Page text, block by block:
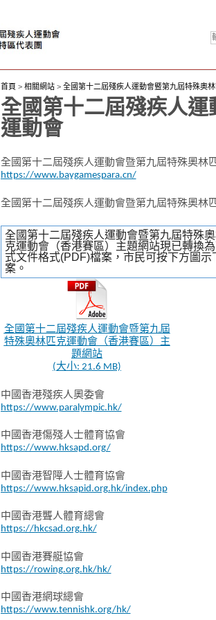
首頁 > 相關網站> 全國第十二屆殘疾人運動會暨第九屆特殊奧
全國第十二屆殘疾人
運動會
全國第十二屆殘疾人運動會暨第九屆特殊奧林
https://www.baygamespara.cn/
全國第十二屆殘疾人運動會暨第九屆特殊奧林
全國第十二屆殘疾人運動會暨第九屆特殊
克運動會（香港賽區）主題網站現已轉換
式文件格式(PDF)檔案，市民可按下方圖示
案。
全國第十二屆殘疾人運動會暨第九屆
特殊奧林匹克運動會（香港賽區）主
題網站
(大小: 21.6 MB)
中國香港殘疾人奧委會
https://www.paralympic.hk/
中國香港傷殘人士體育協會
https://www.hksapd.org/
中國香港智障人士體育協會
https://www.hksapid.org.hk/index.php
中國香港聾人體育總會
https://hkcsad.org.hk/
中國香港賽艇協會
https://rowing.org.hk/hk/
中國香港網球總會
https://www.tennishk.org/hk/